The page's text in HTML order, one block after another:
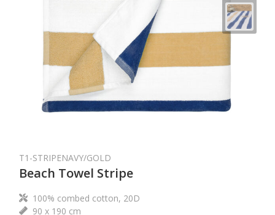
T1-STRIPENAVY/GOLD
Beach Towel Stripe
100% combed cotton, 20D
90 x 190 cm